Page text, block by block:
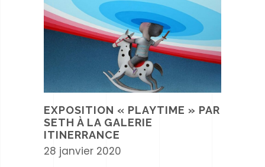
EXPOSITION « PLAYTIME » PAR
SETH À LA GALERIE
ITINERRANCE
28 janvier 2020